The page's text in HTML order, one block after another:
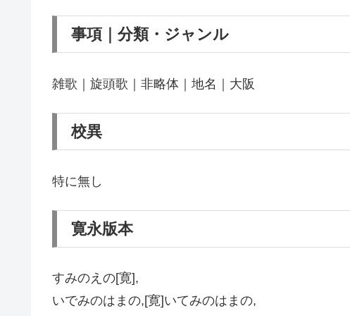
事項｜分類・ジャンル
雑歌｜旋頭歌｜非略体｜地名｜大阪
校異
特に無し
寛永版本
すみのえの[寛],
いでみのはまの,[寛]いてみのはまの,